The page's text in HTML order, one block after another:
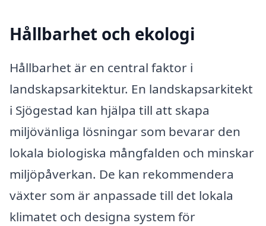
Hållbarhet och ekologi
Hållbarhet är en central faktor i
landskapsarkitektur. En landskapsarkitekt
i Sjögestad kan hjälpa till att skapa
miljövänliga lösningar som bevarar den
lokala biologiska mångfalden och minskar
miljöpåverkan. De kan rekommendera
växter som är anpassade till det lokala
klimatet och designa system för